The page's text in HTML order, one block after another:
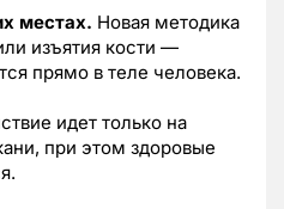
местах. Новая методика
изъятия кости —
прямо в теле человека.
идет только на
при этом здоровые